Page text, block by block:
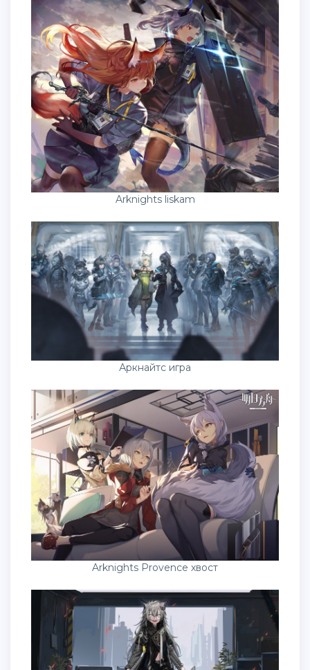
Arknights liskam
Аркнайтс игра
Arknights Provence хвост